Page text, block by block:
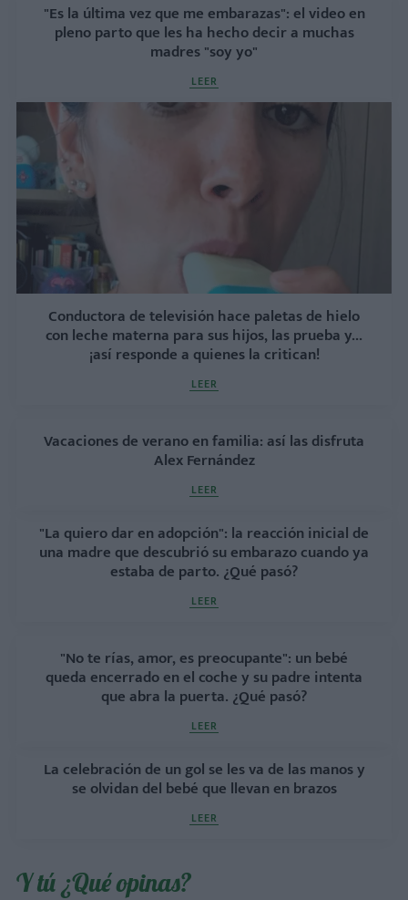
"Es la última vez que me embarazas": el video en
pleno parto que les ha hecho decir a muchas
madres "soy yo"
LEER
Conductora de televisión hace paletas de hielo
con leche materna para sus hijos, las prueba y...
¡así responde a quienes la critican!
LEER
Vacaciones de verano en familia: así las disfruta
Alex Fernández
LEER
"La quiero dar en adopción": la reacción inicial de
una madre que descubrió su embarazo cuando ya
estaba de parto. ¿Qué pasó?
LEER
"No te rías, amor, es preocupante": un bebé
queda encerrado en el coche y su padre intenta
que abra la puerta. ¿Qué pasó?
LEER
La celebración de un gol se les va de las manos y
se olvidan del bebé que llevan en brazos
LEER
Y tú ¿Qué opinas?